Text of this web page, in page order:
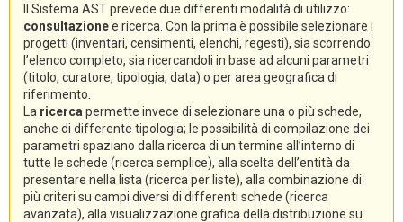
Il Sistema AST prevede due differenti modalità di utilizzo:
consultazionee ricerca. Con la prima è possibile selezionare i
progetti (inventari, censimenti, elenchi, regesti), sia scorrendo
l’elenco completo, sia ricercandoli in base ad alcuni parametri
(titolo, curatore, tipologia, data) o per area geografica di
riferimento.
La ricerca permette invece di selezionare una o più schede,
anche di differente tipologia; le possibilità di compilazione dei
parametri spaziano dalla ricerca di un termine all’interno di
tutte le schede (ricerca semplice), alla scelta dell’entità da
presentare nella lista (ricerca per liste), alla combinazione di
più criteri su campi diversi di differenti schede (ricerca
avanzata), alla visualizzazione grafica della distribuzione su